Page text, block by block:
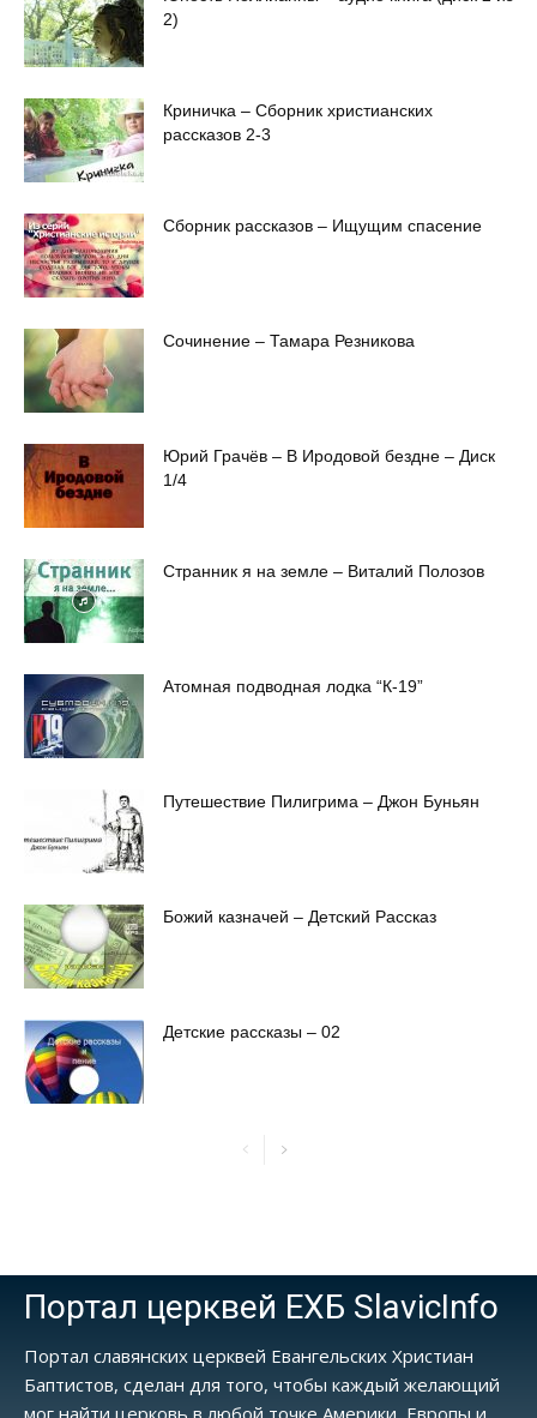
2)
Криничка – Сборник христианских
рассказов 2-3
Сборник рассказов – Ищущим спасение
Сочинение – Тамара Резникова
Юрий Грачёв – В Иродовой бездне – Диск
1/4
Странник я на земле – Виталий Полозов
Атомная подводная лодка “К-19”
Путешествие Пилигрима – Джон Буньян
Божий казначей – Детский Рассказ
Детские рассказы – 02
Портал церквей ЕХБ SlavicInfo
Портал славянских церквей Евангельских Христиан
Баптистов, сделан для того, чтобы каждый желающий
мог найти церковь в любой точке Америки, Европы и